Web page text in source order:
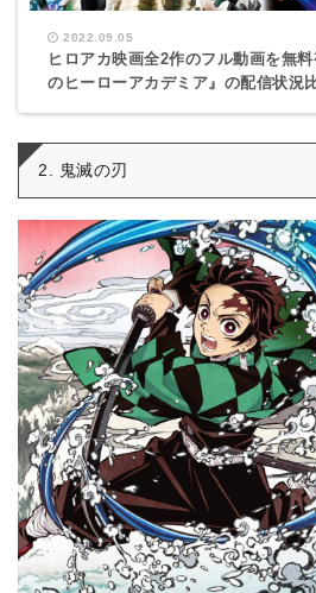
2022.09.05
ヒロアカ映画全2作のフル動画を無
のヒーローアカデミア』の配信状況
2. 鬼滅の刃